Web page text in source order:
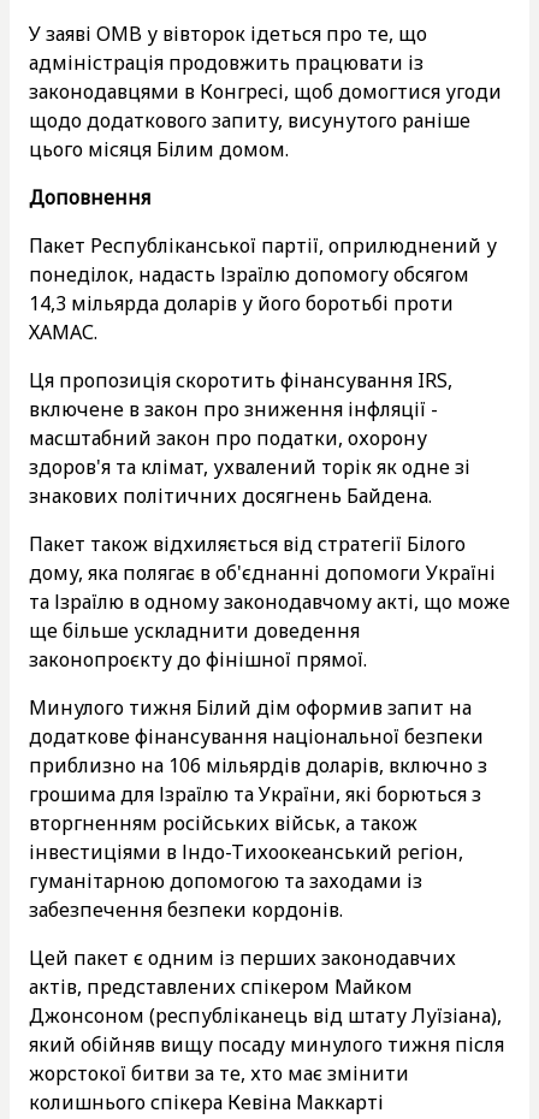
У заяві OMB у вівторок ідеться про те, що
адміністрація продовжить працювати із
законодавцями в Конгресі, щоб домогтися угоди
щодо додаткового запиту, висунутого раніше
цього місяця Білим домом.
Доповнення
Пакет Республіканської партії, оприлюднений у
понеділок, надасть Ізраїлю допомогу обсягом
14,3 мільярда доларів у його боротьбі проти
ХАМАС.
Ця пропозиція скоротить фінансування IRS,
включене в закон про зниження інфляції -
масштабний закон про податки, охорону
здоров'я та клімат, ухвалений торік як одне зі
знакових політичних досягнень Байдена.
Пакет також відхиляється від стратегії Білого
дому, яка полягає в об'єднанні допомоги Україні
та Ізраїлю в одному законодавчому акті, що може
ще більше ускладнити доведення
законопроєкту до фінішної прямої.
Минулого тижня Білий дім оформив запит на
додаткове фінансування національної безпеки
приблизно на 106 мільярдів доларів, включно з
грошима для Ізраїлю та України, які борються з
вторгненням російських військ, а також
інвестиціями в Індо-Тихоокеанський регіон,
гуманітарною допомогою та заходами із
забезпечення безпеки кордонів.
Цей пакет є одним із перших законодавчих
актів, представлених спікером Майком
Джонсоном (республіканець від штату Луїзіана),
який обійняв вищу посаду минулого тижня після
жорстокої битви за те, хто має змінити
колишнього спікера Кевіна Маккарті